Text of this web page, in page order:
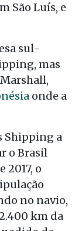
São Luís, e
sul-
mas
onde a
Shipping a
o Brasil
2017, o
no navio,
km da